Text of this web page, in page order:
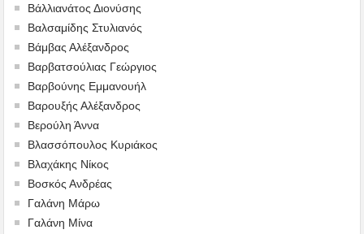
Βάλλιανάτος Διονύσης
Βαλσαμίδης Στυλιανός
Βάμβας Αλέξανδρος
Βαρβατσούλιας Γεώργιος
Βαρβούνης Εμμανουήλ
Βαρουξής Αλέξανδρος
Βερούλη Άννα
Βλασσόπουλος Κυριάκος
Βλαχάκης Νίκος
Βοσκός Ανδρέας
Γαλάνη Μάρω
Γαλάνη Μίνα